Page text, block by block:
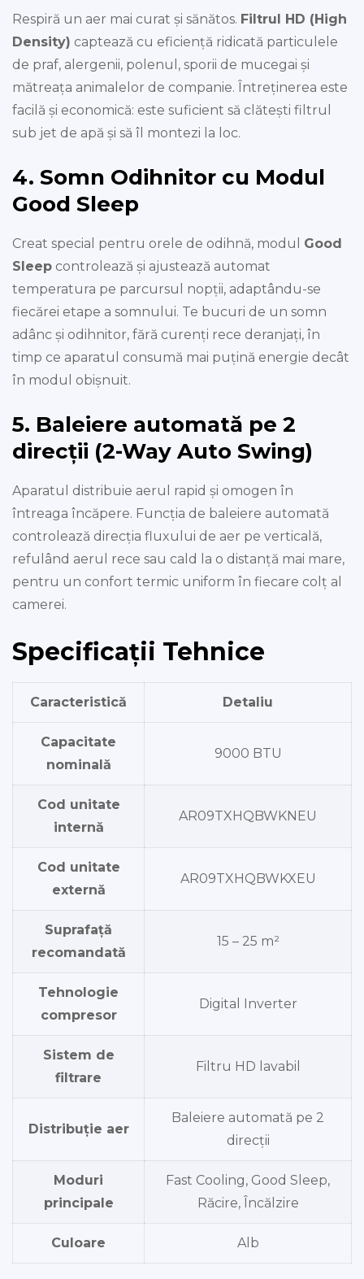
Respiră un aer mai curat și sănătos. Filtrul HD (High
Density) captează cu eficiență ridicată particulele
de praf, alergenii, polenul, sporii de mucegai și
mătreața animalelor de companie. Întreținerea este
facilă și economică: este suficient să clătești filtrul
sub jet de apă și să îl montezi la loc.
4. Somn Odihnitor cu Modul
Good Sleep
Creat special pentru orele de odihnă, modul Good
Sleep controlează și ajustează automat
temperatura pe parcursul nopții, adaptându-se
fiecărei etape a somnului. Te bucuri de un somn
adânc și odihnitor, fără curenți rece deranjați, în
timp ce aparatul consumă mai puțină energie decât
în modul obișnuit.
5. Baleiere automată pe 2
direcții (2-Way Auto Swing)
Aparatul distribuie aerul rapid și omogen în
întreaga încăpere. Funcția de baleiere automată
controlează direcția fluxului de aer pe verticală,
refulând aerul rece sau cald la o distanță mai mare,
pentru un confort termic uniform în fiecare colț al
camerei.
Specificații Tehnice
Caracteristică Detaliu
Capacitate
nominală
9000 BTU
Cod unitate
internă
AR09TXHQBWKNEU
Cod unitate
externă
AR09TXHQBWKXEU
Suprafață
recomandată
15 – 25 m²
Tehnologie
compresor
Digital Inverter
Sistem de
filtrare
Filtru HD lavabil
Distribuție aer
Baleiere automată pe 2
direcții
Moduri
principale
Fast Cooling, Good Sleep,
Răcire, Încălzire
Culoare Alb